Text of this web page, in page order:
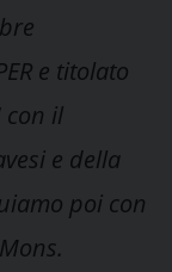
e titolato
con il
e della
poi con